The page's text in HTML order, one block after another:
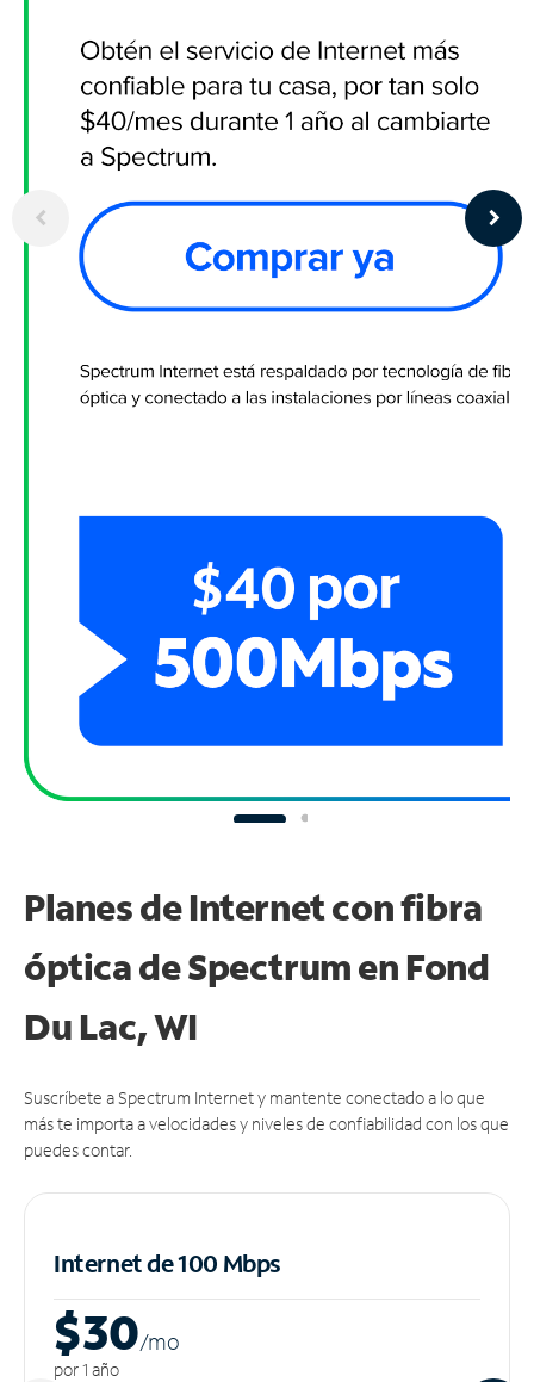
Planes de Internet con fibra
óptica de Spectrum en Fond
Du Lac, WI
Suscríbete a Spectrum Internet y mantente conectado a lo que
más te importa a velocidades y niveles de confiabilidad con los que
puedes contar.
Internet de 100 Mbps
$30/mo
por 1 año